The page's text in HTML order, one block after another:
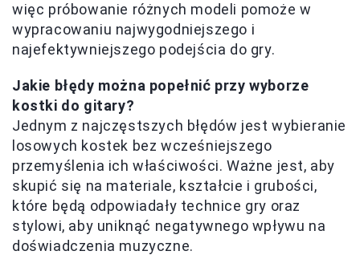
więc próbowanie różnych modeli pomoże w
wypracowaniu najwygodniejszego i
najefektywniejszego podejścia do gry.
Jakie błędy można popełnić przy wyborze
kostki do gitary?
Jednym z najczęstszych błędów jest wybieranie
losowych kostek bez wcześniejszego
przemyślenia ich właściwości. Ważne jest, aby
skupić się na materiale, kształcie i grubości,
które będą odpowiadały technice gry oraz
stylowi, aby uniknąć negatywnego wpływu na
doświadczenia muzyczne.